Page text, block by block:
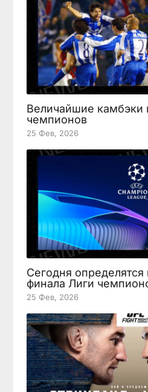
Величайшие камбэки
чемпионов
25 Фев, 2026
Сегодня определятся
финала Лиги
25 Фев, 2026